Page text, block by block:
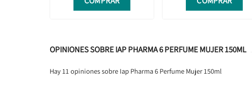
OPINIONES SOBRE IAP PHARMA 6 PERFUME MUJER 150ML
Hay 11 opiniones sobre Iap Pharma 6 Perfume Mujer 150ml